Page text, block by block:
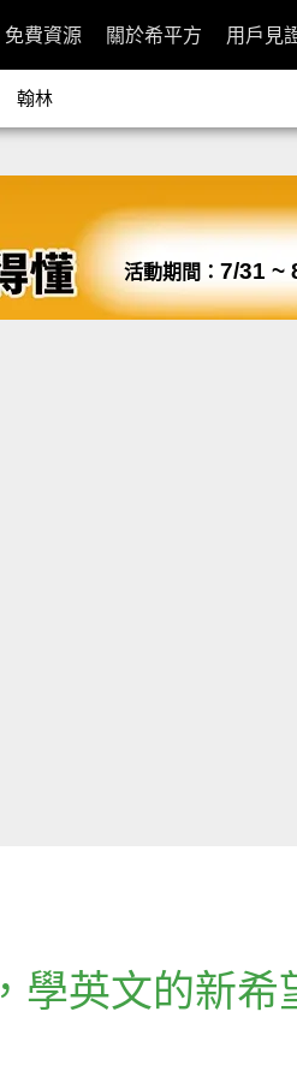
免費資源 關於希平方 用戶見
翰林
活動期間： 7/31 ~
， 學英文的新希